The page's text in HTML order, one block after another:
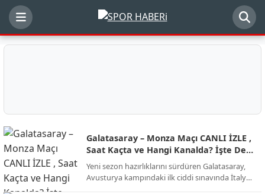
Galatasaray – Monza Maçı CANLI İZLE ,
Saat Kaçta ve Hangi Kanalda? İşte Dev
Randevunun Detayları
Yeni sezon hazırlıklarını sürdüren Galatasaray,
Avusturya kampındaki ilk ciddi sınavında İtalyan